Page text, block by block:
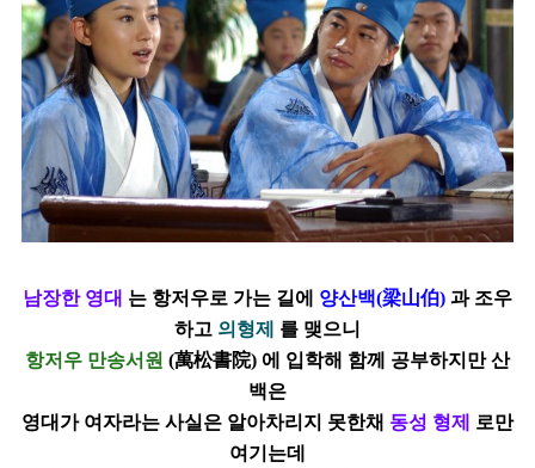
남장한 영대 는 항저우로 가는 길에 양산백(梁山伯) 과 조우
하고 의형제
를 맺으니
항저우 만송서원 (萬松書院) 에 입학해 함께 공부하지만 산
백은
영대가 여자라는 사실은 알아차리지 못한채 동성 형제 로만
여기는데